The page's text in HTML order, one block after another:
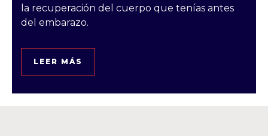
la recuperación del cuerpo que tenías antes
del embarazo.
LEER MÁS